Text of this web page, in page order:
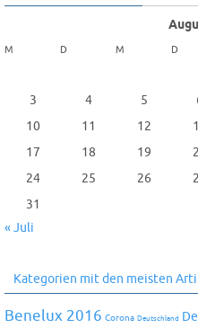
M D M D
3
4 5
10
11 12
17
18 19
24
25 26
31
« Juli
Kategorien mit den meisten
Benelux 2016 Corona Deutschland